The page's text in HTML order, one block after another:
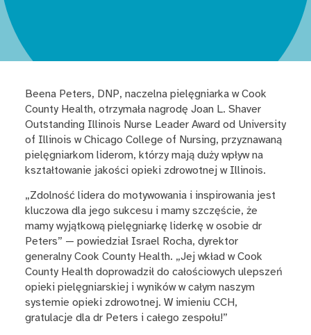
Beena Peters, DNP, naczelna pielęgniarka w Cook
County Health, otrzymała nagrodę Joan L. Shaver
Outstanding Illinois Nurse Leader Award od University
of Illinois w Chicago College of Nursing, przyznawaną
pielęgniarkom liderom, którzy mają duży wpływ na
kształtowanie jakości opieki zdrowotnej w Illinois.
„Zdolność lidera do motywowania i inspirowania jest
kluczowa dla jego sukcesu i mamy szczęście, że
mamy wyjątkową pielęgniarkę liderkę w osobie dr
Peters” — powiedział Israel Rocha, dyrektor
generalny Cook County Health. „Jej wkład w Cook
County Health doprowadził do całościowych ulepszeń
opieki pielęgniarskiej i wyników w całym naszym
systemie opieki zdrowotnej. W imieniu CCH,
gratulacje dla dr Peters i całego zespołu!”